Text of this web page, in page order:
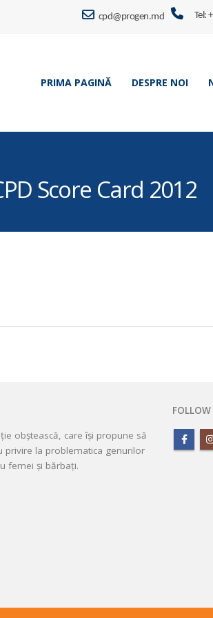
cpd@progen.md Tel:
PRIMA PAGINĂ DESPRE NOI
Score Card 2012
obștească, care își propune să
privire la problematica genurilor
femei și bărbați.
FOLLOW